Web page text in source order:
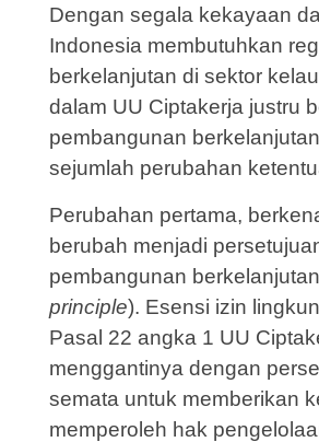
Dengan segala kekayaan
Indonesia membutuhkan
berkelanjutan di sektor
dalam UU Ciptakerja justru
pembangunan
sejumlah perubahan
Perubahan pertama,
berubah menjadi
pembangunan
principle). Esensi izin
Pasal 22 angka 1 UU
menggantinya dengan
semata untuk memberikan
memper­oleh hak